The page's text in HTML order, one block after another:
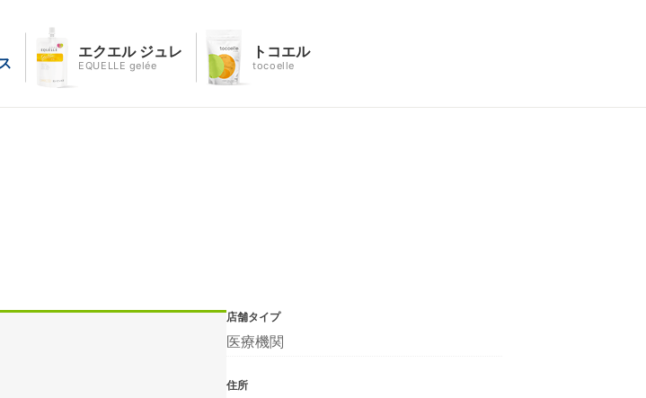
エクエル ジュレ
EQUELLE gelée
トコエル
tocoelle
店舗タイプ
医療機関
住所